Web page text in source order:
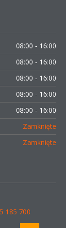
08:00 - 16:00
08:00 - 16:00
08:00 - 16:00
08:00 - 16:00
08:00 - 16:00
Zamknięte
Zamknięte
185 700